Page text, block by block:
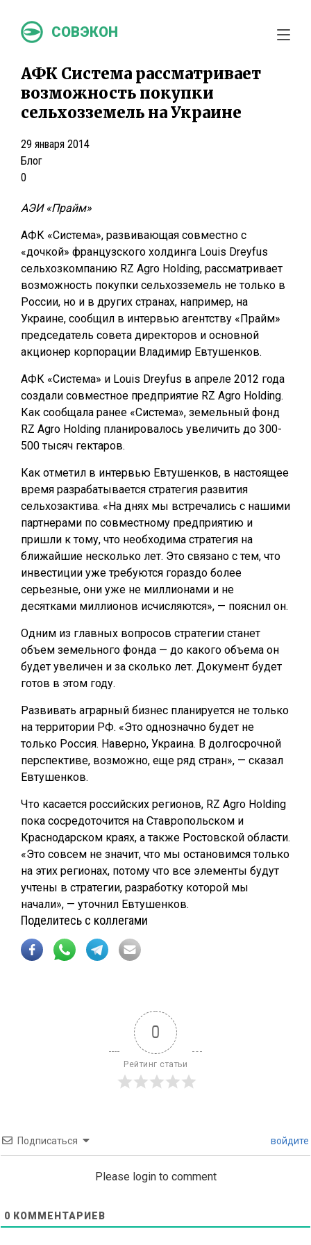
СОВЭКОН
АФК Система рассматривает
возможность покупки
сельхозземель на Украине
29 января 2014
Блог
0
АЭИ «Прайм»
АФК «Система», развивающая совместно с
«дочкой» французского холдинга Louis Dreyfus
сельхозкомпанию RZ Agro Holding, рассматривает
возможность покупки сельхозземель не только в
России, но и в других странах, например, на
Украине, сообщил в интервью агентству «Прайм»
председатель совета директоров и основной
акционер корпорации Владимир Евтушенков.
АФК «Система» и Louis Dreyfus в апреле 2012 года
создали совместное предприятие RZ Agro Holding.
Как сообщала ранее «Система», земельный фонд
RZ Agro Holding планировалось увеличить до 300-
500 тысяч гектаров.
Как отметил в интервью Евтушенков, в настоящее
время разрабатывается стратегия развития
сельхозактива. «На днях мы встречались с нашими
партнерами по совместному предприятию и
пришли к тому, что необходима стратегия на
ближайшие несколько лет. Это связано с тем, что
инвестиции уже требуются гораздо более
серьезные, они уже не миллионами и не
десятками миллионов исчисляются», — пояснил он.
Одним из главных вопросов стратегии станет
объем земельного фонда — до какого объема он
будет увеличен и за сколько лет. Документ будет
готов в этом году.
Развивать аграрный бизнес планируется не только
на территории РФ. «Это однозначно будет не
только Россия. Наверно, Украина. В долгосрочной
перспективе, возможно, еще ряд стран», — сказал
Евтушенков.
Что касается российских регионов, RZ Agro Holding
пока сосредоточится на Ставропольском и
Краснодарском краях, а также Ростовской области.
«Это совсем не значит, что мы остановимся только
на этих регионах, потому что все элементы будут
учтены в стратегии, разработку которой мы
начали», — уточнил Евтушенков.
Поделитесь с коллегами
0
Рейтинг статьи
Подписаться войдите
Please login to comment
0 КОММЕНТАРИЕВ